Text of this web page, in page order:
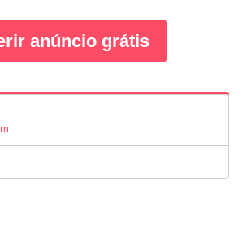
anúncio grátis